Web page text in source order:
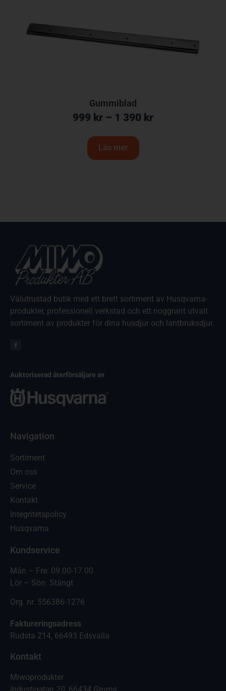
Gummiblad
999 kr – 1 390 kr
Läs mer
Välutrustad butik med ett brett sortiment av Husqvarna-
produkter, professionell verkstad och ett noggrant utvalt
sortiment av produkter för dina husdjur och lantbruksdjur.
Auktoriserad återförsäljare av
Navigation
Sortiment
Om oss
Service
Kontakt
Integritetspolicy
Husqvarna
Kundservice
Mån – Fre: 09.00-17.00
Lör – Sön: Stängt
Org. nr. 556386-1276
Faktureringsadress
Rudsta 214, 66493 Edsvalla
Kontakt
Miwoprodukter